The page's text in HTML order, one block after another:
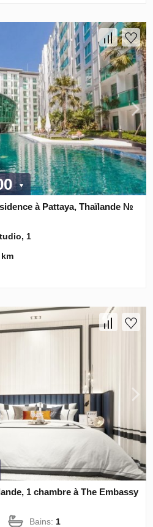
à Pattaya, Thaïlande №
1
1 chambre à The Embassy
Bains: 1